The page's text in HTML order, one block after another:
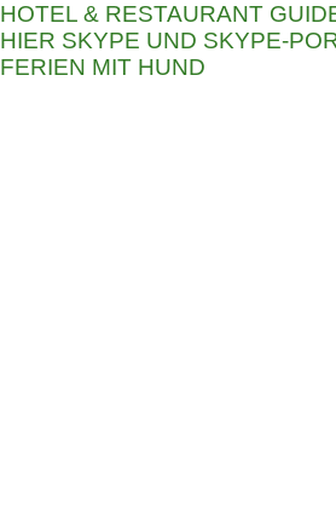
HOTEL & RESTAURANT
HIER SKYPE UND SKYPE-
FERIEN MIT HUND